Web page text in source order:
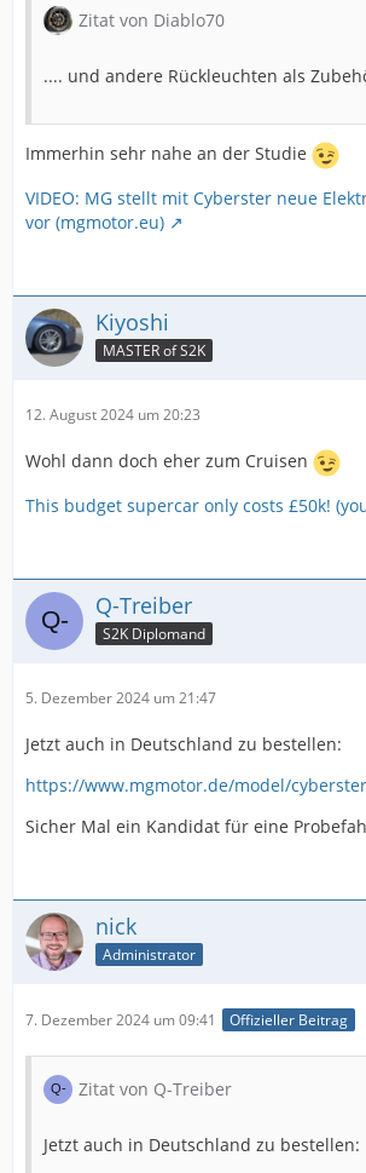
Zitat von Diablo70
.... und andere Rückleuchten als
Immerhin sehr nahe an der Studie
VIDEO: MG stellt mit Cyberster neue
vor (mgmotor.eu)
Kiyoshi
MASTER of S2K
12. August 2024 um 20:23
Wohl dann doch eher zum Cruisen
This budget supercar only costs £50k!
Q-Treiber
S2K Diplomand
5. Dezember 2024 um 21:47
Jetzt auch in Deutschland zu bestellen:
https://www.mgmotor.de/model/cyberster
Sicher Mal ein Kandidat für eine
nick
Administrator
7. Dezember 2024 um 09:41 Offizieller Beitrag
Zitat von Q-Treiber
Jetzt auch in Deutschland zu bestellen: